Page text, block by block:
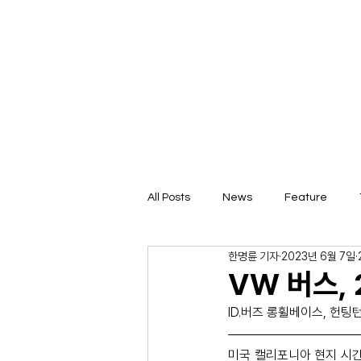
All Posts News Feature
VW 버스,
한명륜 기자 2023년 6월 7일
ID.버즈 롱휠베이스, 헌팅
미국 캘리포니아 현지 시